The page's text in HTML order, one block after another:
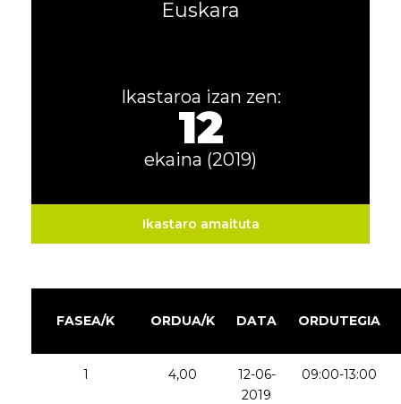
Euskara
Ikastaroa izan zen:
12
ekaina (2019)
Ikastaro amaituta
FASEA/K ORDUA/K DATA ORDUTEGIA
1 4,00
12-06-
2019
09:00-13:00